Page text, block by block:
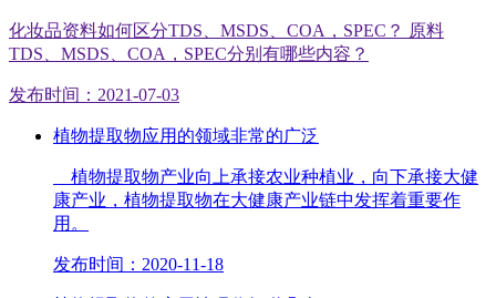
化妆品资料如何区分TDS、MSDS、COA，SPEC？ 原料
TDS、MSDS、COA，SPEC分别有哪些内容？
发布时间：2021-07-03
植物提取物应用的领域非常的广泛
植物提取物产业向上承接农业种植业，向下承接大健
康产业，植物提取物在大健康产业链中发挥着重要作
用。
发布时间：2020-11-18